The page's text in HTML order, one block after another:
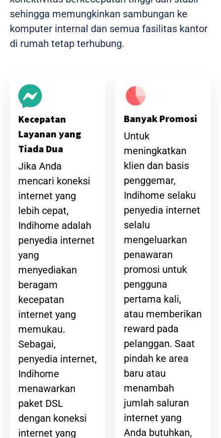
sehingga memungkinkan sambungan ke
komputer internal dan semua fasilitas kantor
di rumah tetap terhubung.
Kecepatan
Layanan yang
Tiada Dua
Jika Anda
mencari koneksi
internet yang
lebih cepat,
Indihome adalah
penyedia internet
yang
menyediakan
beragam
kecepatan
internet yang
memukau.
Sebagai,
penyedia internet,
Indihome
menawarkan
paket DSL
dengan koneksi
internet yang
Banyak Promosi
Untuk
meningkatkan
klien dan basis
penggemar,
Indihome selaku
penyedia internet
selalu
mengeluarkan
penawaran
promosi untuk
pengguna
pertama kali,
atau memberikan
reward pada
pelanggan. Saat
pindah ke area
baru atau
menambah
jumlah saluran
internet yang
Anda butuhkan,